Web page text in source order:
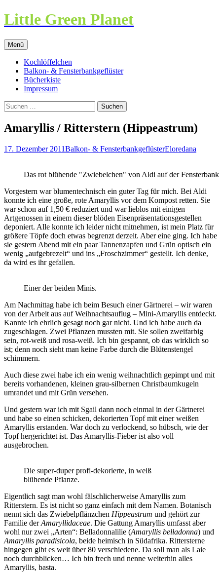
Little Green Planet
Menü Zum
Inhalt
springen
Kochlöffelchen
Balkon- & Fensterbankgeflüster
Bücherkiste
Impressum
Suchen
nach:
Amaryllis / Ritterstern (Hippeastrum)
17. Dezember 2011Balkon- & FensterbankgeflüsterEloredana
Das rot blühende "Zwiebelchen" von Aldi auf der Fensterbank
Vorgestern war blumentechnisch ein guter Tag für mich. Bei Aldi
konnte ich eine große, rote Amaryllis vor dem Kompost retten. Sie
war schon auf 1,50 € reduziert und war lieblos mit einigen
Artgenossen in einem dieser blöden Eisenpräsentationsgestellen
deponiert. Alle konnte ich leider nicht mitnehmen, ist mein Platz für
größere Töpfe doch etwas begrenzt derzeit. Aber eine ging. Ich habe
sie gestern Abend mit ein paar Tannenzapfen und Grün optisch ein
wenig „aufgebrezelt“ und ins „Froschzimmer“ gestellt. Ich denke,
da wird es ihr gefallen.
Einer der beiden Minis.
Am Nachmittag habe ich beim Besuch einer Gärtnerei – wir waren
von der Arbeit aus auf Weihnachtsauflug – Mini-Amaryllis entdeckt.
Kannte ich ehrlich gesagt noch gar nicht. Und ich habe auch da
zugeschlagen. Zwei Pflanzen mussten mit. Sie sollen zweifarbig
sein, rot-weiß und rosa-weiß. Ich bin gespannt, ob das wirklich so
ist; denn noch sieht man keine Farbe durch die Blütenstengel
schimmern.
Auch diese zwei habe ich ein wenig weihnachtlich gepimpt und mit
bereits vorhandenen, kleinen grau-silbernen Christbaumkugeln
umrandet und mit Grün versehen.
Und gestern war ich mit Sgail dann noch einmal in der Gärtnerei
und habe so einen schicken, dekorierten Topf mit einer weißen
Amaryllis erstanden. War doch zu verlockend, so hübsch, wie der
Topf hergerichtet ist. Das Amaryllis-Fieber ist also voll
ausgebrochen.
Die super-duper profi-dekorierte, in weiß
blühende Pflanze.
Eigentlich sagt man wohl fälschlicherweise Amaryllis zum
Ritterstern. Es ist nicht so ganz einfach mit dem Namen. Botanisch
nennt sich das Zwiebelpflänzchen Hippeastrum und gehört zur
Familie derAmaryllidaceae. Die Gattung Amaryllis umfasst aber
wohl nur zwei „Arten“: Belladonnalilie (Amaryllis belladonna) und
Amaryllis paradisicola, beide heimisch in Südafrika. Rittersterne
hingegen gibt es weit über 80 verschiedene. Da soll man als Laie
noch durchblicken… Ich bin frech und nenne weiterhin alles
Amaryllis, basta.